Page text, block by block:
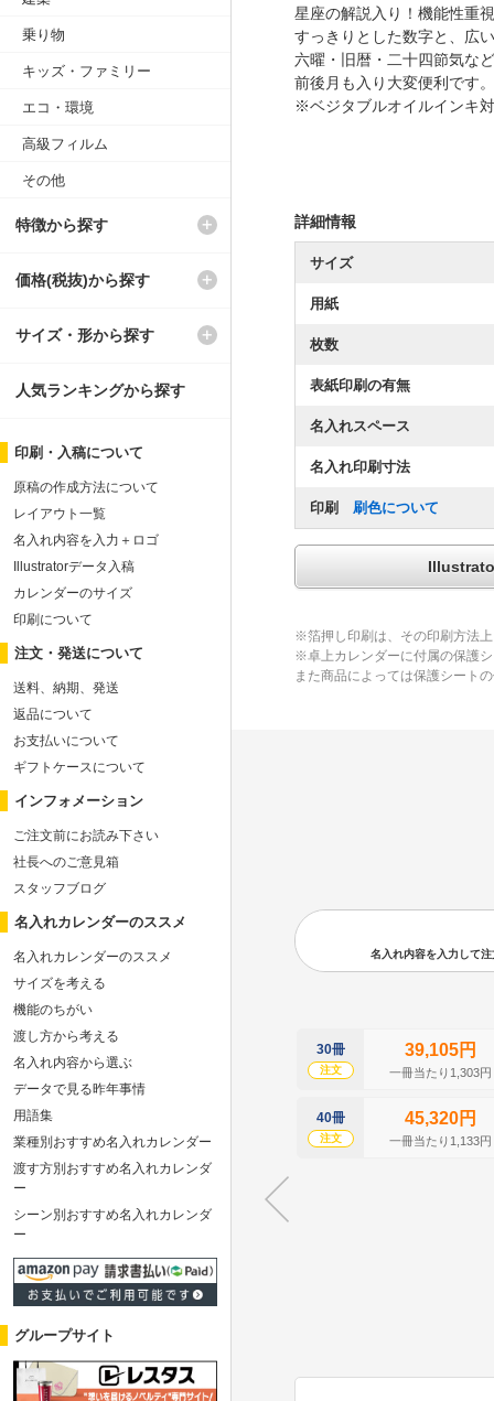
星座の解説入り！機能性重
すっきりとした数字と、広
六曜・旧暦・二十四節気な
前後月も入り大変便利です。
※ベジタブルオイルインキ
詳細情報
サイズ
用紙
枚数
表紙印刷の有無
名入れスペース
名入れ印刷寸法
印刷 刷色について
※箔押し印刷は、その印刷方法
※卓上カレンダーに付属の保護
また商品によっては保護シート
名入れ内容を入力して
30冊
注文
39,105円
一冊当たり1,303円
40冊
注文
45,320円
一冊当たり1,133円
乗り物
キッズ・ファミリー
エコ・環境
高級フィルム
その他
特徴から探す
価格(税抜)から探す
サイズ・形から探す
人気ランキングから探す
印刷・入稿について
原稿の作成方法について
レイアウト一覧
名入れ内容を入力＋ロゴ
Illustratorデータ入稿
カレンダーのサイズ
印刷について
注文・発送について
送料、納期、発送
返品について
お支払いについて
ギフトケースについて
インフォメーション
ご注文前にお読み下さい
社長へのご意見箱
スタッフブログ
名入れカレンダーのススメ
名入れカレンダーのススメ
サイズを考える
機能のちがい
渡し方から考える
名入れ内容から選ぶ
データで見る昨年事情
用語集
業種別おすすめ名入れカレンダー
渡す方別おすすめ名入れカレンダ
ー
シーン別おすすめ名入れカレンダ
ー
グループサイト